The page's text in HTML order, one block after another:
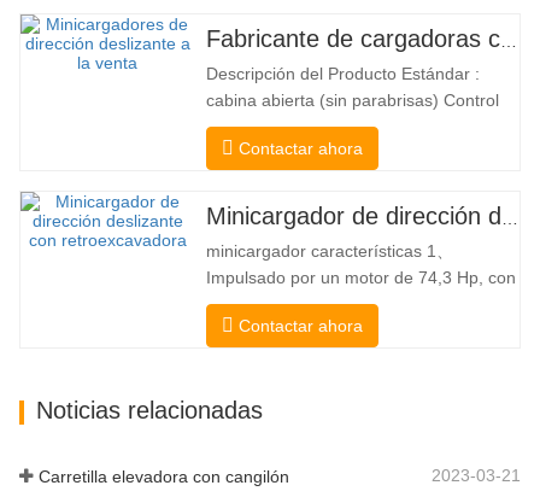
elevadora y una de carga lateral. Su
silencioso y ecológico motor eléctrico y
la innovadora dirección HX de 360°
permiten…
Descripción del Producto Estándar :
cabina abierta (sin parabrisas) Control
Mecánico Acoplador y enganche rápido
tipo Bobcat Bomba hidráulica
Motor Válvula multifuncional de Italia
Sistema de nivelación automática Freno
hidráulico Cucharón estándar El
cargador…
Contactar ahora
minicargador características 1、
Impulsado por un motor de 74,3 Hp, con
una fuerza de arranque del cucharón
excepcional de 3350 kg y una capacidad
nuevo nivel. El nuevo modelo de flujo
Contactar ahora
Noticias relacionadas
Carretilla elevadora con cangilón 2023-03-21